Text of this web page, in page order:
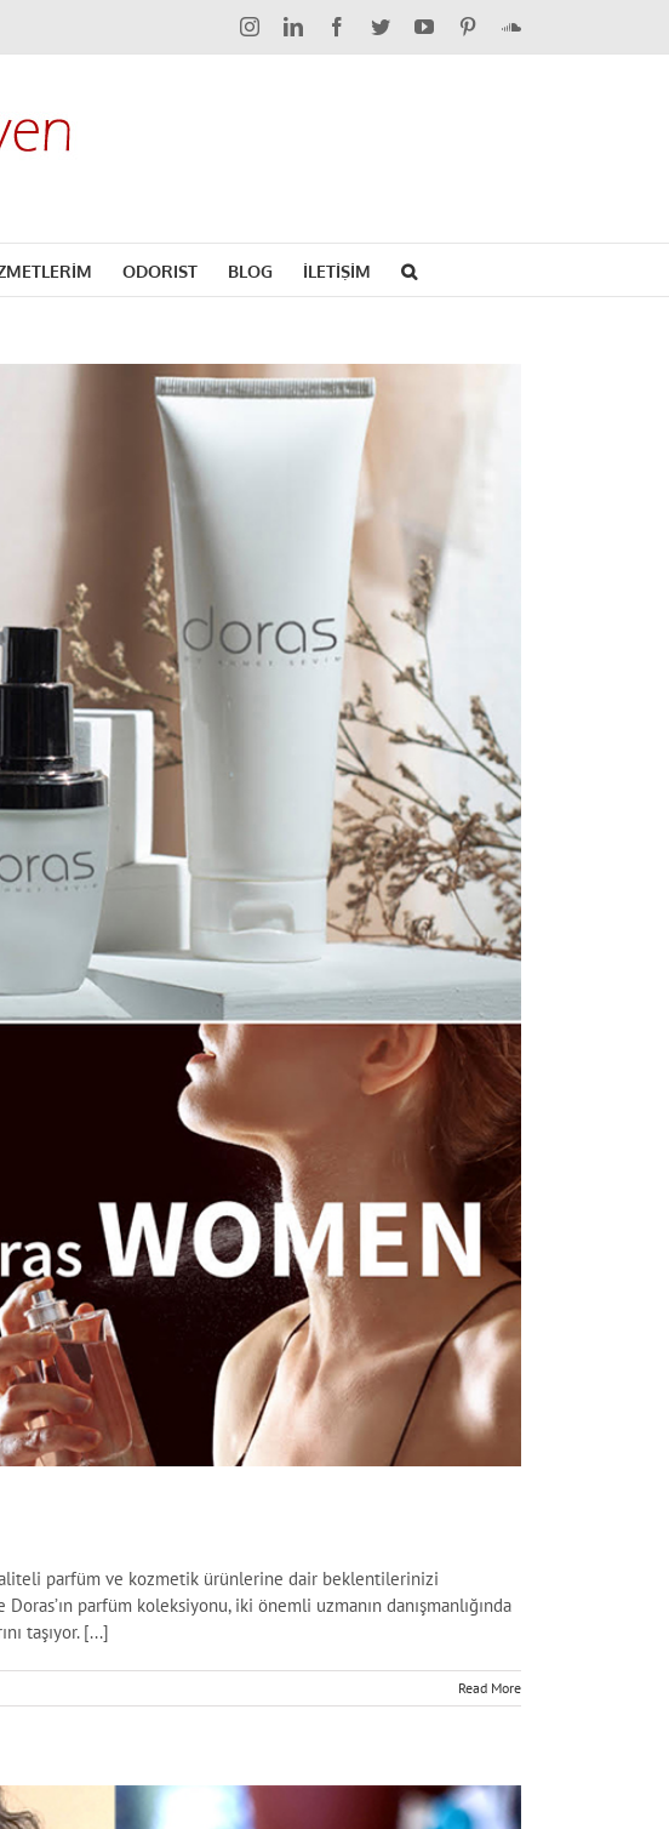
InstagramLinkedInFacebook
TwitterYouTubePinterestSoundCloud
ODORIST BLOG İLETİŞİM
parfüm ve kozmetik ürünlerine dair beklentilerinizi
parfüm koleksiyonu, iki önemli uzmanın danışmanlığında
taşıyor. [...]
Read More